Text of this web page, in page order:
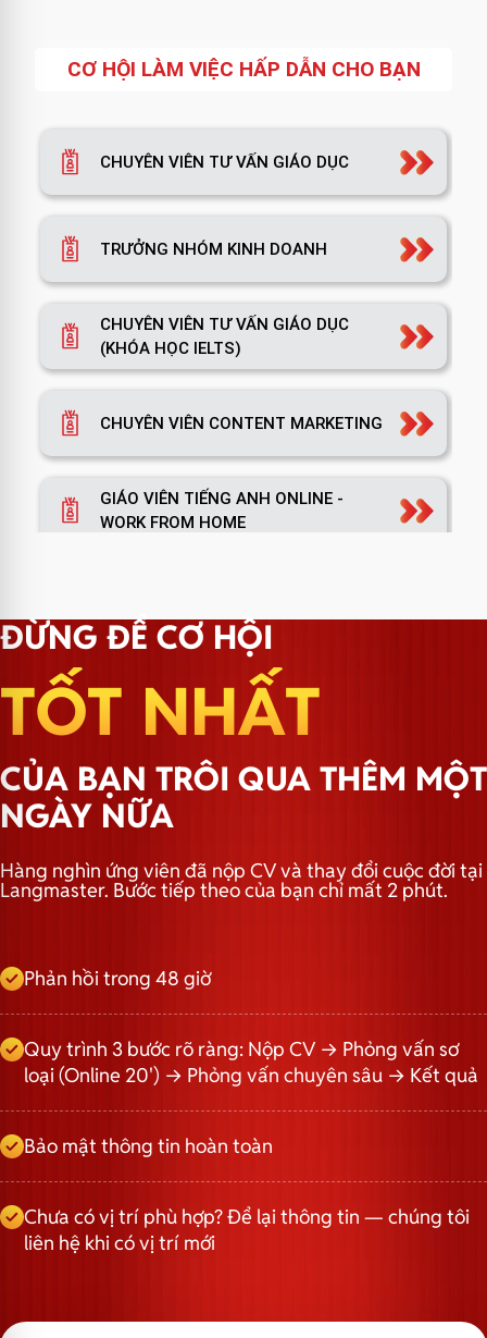
CƠ HỘI LÀM VIỆC HẤP DẪN CHO BẠN
CHUYÊN VIÊN TƯ VẤN GIÁO DỤC
TRƯỞNG NHÓM KINH DOANH
CHUYÊN VIÊN TƯ VẤN GIÁO DỤC
(KHÓA HỌC IELTS)
CHUYÊN VIÊN CONTENT MARKETING
GIÁO VIÊN TIẾNG ANH ONLINE -
WORK FROM HOME
TRƯỞNG PHÒNG MARKETING
TRƯỞNG NHÓM HÀNH CHÍNH
ĐỪNG ĐỂ CƠ HỘI
TỐT NHẤT
CỦA BẠN TRÔI QUA THÊM MỘT
NGÀY NỮA
Hàng nghìn ứng viên đã nộp CV và thay đổi cuộc đời tại
Langmaster. Bước tiếp theo của bạn chỉ mất 2 phút.
Phản hồi trong 48 giờ
Quy trình 3 bước rõ ràng: Nộp CV → Phỏng vấn sơ
loại (Online 20') → Phỏng vấn chuyên sâu → Kết quả
Bảo mật thông tin hoàn toàn
Chưa có vị trí phù hợp? Để lại thông tin — chúng tôi
liên hệ khi có vị trí mới